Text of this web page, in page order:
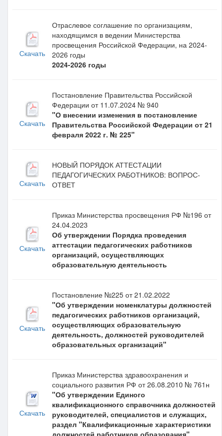
Скачать
Отраслевое соглашение по организациям,
находящимся в ведении Министерства
просвещения Российской Федерации, на 2024-
2026 годы
2024-2026 годы
Скачать
Постановление Правительства Российской
Федерации от 11.07.2024 № 940
"О внесении изменения в постановление
Правительства Российской Федерации от 21
февраля 2022 г. № 225"
Скачать
НОВЫЙ ПОРЯДОК АТТЕСТАЦИИ
ПЕДАГОГИЧЕСКИХ РАБОТНИКОВ: ВОПРОС-
ОТВЕТ
Скачать
Приказ Министерства просвещения РФ №196 от
24.04.2023
Об утверждении Порядка проведения
аттестации педагогических работников
организаций, осуществляющих
образовательную деятельность
Скачать
Постановление №225 от 21.02.2022
"Об утверждении номенклатуры должностей
педагогических работников организаций,
осуществляющих образовательную
деятельность, должностей руководителей
образовательных организаций"
Скачать
Приказ Министерства здравоохранения и
социального развития РФ от 26.08.2010 № 761н
"Об утверждении Единого
квалификационного справочника должностей
руководителей, специалистов и служащих,
раздел "Квалификационные характеристики
должностей работников образования"